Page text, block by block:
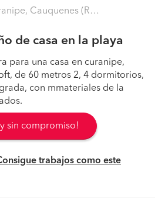
Cauquenes (Región VII Maule - Cauquenes)
de casa en la playa
para una casa en curanipe,
de 60 metros 2, 4 dormitorios,
con mmateriales de la
sin compromiso!
trabajos como este